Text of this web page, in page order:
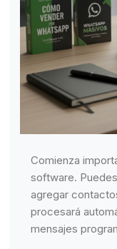
Comienza
software.
agregar
procesará
mensajes